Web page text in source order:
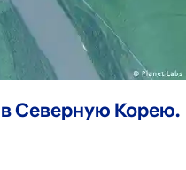
Северную Корею.